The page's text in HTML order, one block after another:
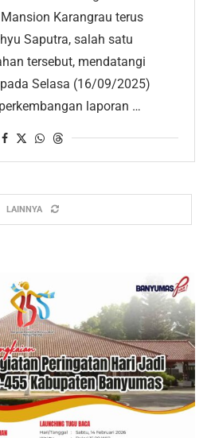
Karangrau terus
Saputra, salah satu
tersebut, mendatangi
Selasa (16/09/2025)
laporan …
LAINNYA